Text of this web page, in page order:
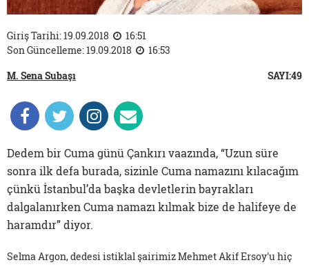
Giriş Tarihi: 19.09.2018
16:51
Son Güncelleme: 19.09.2018
16:53
M. Sena Subaşı
SAYI:49
Dedem bir Cuma günü Çankırı vaazında, “Uzun süre
sonra ilk defa burada, sizinle Cuma namazını kılacağım
çünkü İstanbul’da başka devletlerin bayrakları
dalgalanırken Cuma namazı kılmak bize de halifeye de
haramdır” diyor.
Selma Argon, dedesi istiklal şairimiz Mehmet Akif Ersoy'u hiç